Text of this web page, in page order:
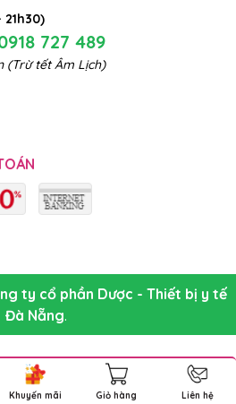
21h30)
727 489
(Trừ tết Âm Lịch)
ty cổ phần Dược - Thiết bị y tế
Đà Nẵng.
Khuyến mãi Giỏ hàng Liên hệ